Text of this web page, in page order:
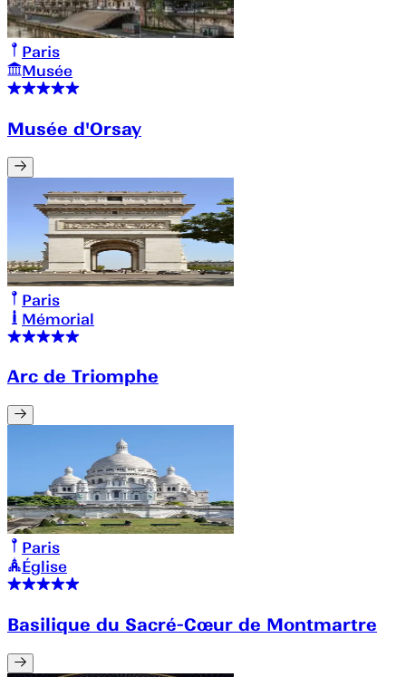
Paris
Musée
Musée d'Orsay
Paris
Mémorial
Arc de Triomphe
Paris
Église
Basilique du Sacré-Cœur de Montmartre